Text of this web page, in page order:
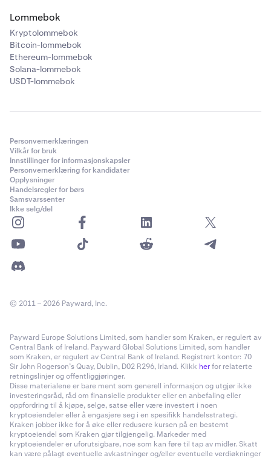
Hvis du ønsker mer hjelp, kan du se vår veiledning
supportteam.
Vi støtter dessverre ikke uttak via PayID for øyeblikket,
men vi jobber med saken.
Lommebok
Kryptolommebok
Bitcoin-lommebok
Ethereum-lommebok
Solana-lommebok
USDT-lommebok
Personvernerklæringen
Vilkår for bruk
Innstillinger for informasjonskapsler
Personvernerklæring for kandidater
Opplysninger
Handelsregler for børs
Samsvarssenter
Ikke selg/del
© 2011 – 2026 Payward, Inc.
Payward Europe Solutions Limited, som handler som Kraken, er regulert av
Central Bank of Ireland. Payward Global Solutions Limited, som handler
som Kraken, er regulert av Central Bank of Ireland. Registrert kontor: 70
Sir John Rogerson’s Quay, Dublin, D02 R296, Irland. Klikk herfor relaterte
retningslinjer og offentliggjøringer.
Disse materialene er bare ment som generell informasjon og utgjør ikke
investeringsråd, råd om finansielle produkter eller en anbefaling eller
oppfordring til å kjøpe, selge, satse eller være investert i noen
kryptoeiendeler eller å engasjere seg i en spesifikk handelsstrategi.
Kraken jobber ikke for å øke eller redusere kursen på en bestemt
kryptoeiendel som Kraken gjør tilgjengelig. Markeder med
kryptoeiendeler er uforutsigbare, noe som kan føre til tap av midler. Skatt
kan være pålagt eventuelle avkastninger og/eller eventuelle verdiøkninger